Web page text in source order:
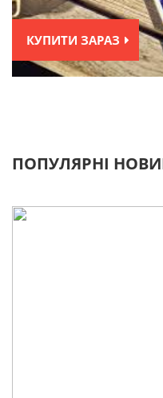
КУПИТИ ЗАРАЗ
ПОПУЛЯРНІ